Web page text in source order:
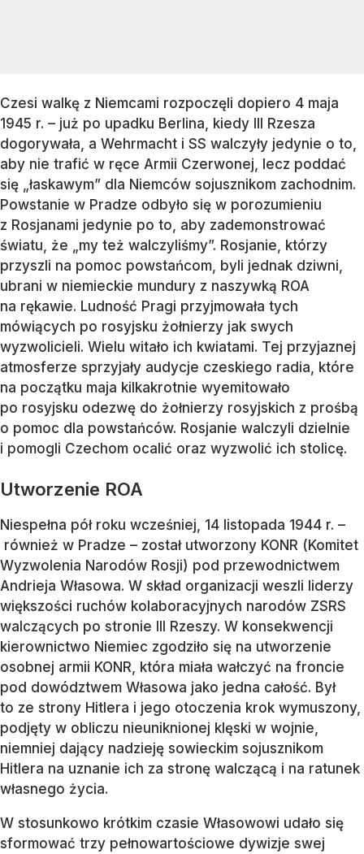
Czesi walkę z Niemcami rozpoczęli dopiero 4 maja
1945 r. – już po upadku Berlina, kiedy III Rzesza
dogorywała, a Wehrmacht i SS walczyły jedynie o to,
aby nie trafić w ręce Armii Czerwonej, lecz poddać
się „łaskawym” dla Niemców sojusznikom zachodnim.
Powstanie w Pradze odbyło się w porozumieniu
z Rosjanami jedynie po to, aby zademonstrować
światu, że „my też walczyliśmy”. Rosjanie, którzy
przyszli na pomoc powstańcom, byli jednak dziwni,
ubrani w niemieckie mundury z naszywką ROA
na rękawie. Ludność Pragi przyjmowała tych
mówiących po rosyjsku żołnierzy jak swych
wyzwolicieli. Wielu witało ich kwiatami. Tej przyjaznej
atmosferze sprzyjały audycje czeskiego radia, które
na początku maja kilkakrotnie wyemitowało
po rosyjsku odezwę do żołnierzy rosyjskich z prośbą
o pomoc dla powstańców. Rosjanie walczyli dzielnie
i pomogli Czechom ocalić oraz wyzwolić ich stolicę.
Utworzenie ROA
Niespełna pół roku wcześniej, 14 listopada 1944 r. –
również w Pradze – został utworzony KONR (Komitet
Wyzwolenia Narodów Rosji) pod przewodnictwem
Andrieja Własowa. W skład organizacji weszli liderzy
większości ruchów kolaboracyjnych narodów ZSRS
walczących po stronie III Rzeszy. W konsekwencji
kierownictwo Niemiec zgodziło się na utworzenie
osobnej armii KONR, która miała wałczyć na froncie
pod dowództwem Własowa jako jedna całość. Był
to ze strony Hitlera i jego otoczenia krok wymuszony,
podjęty w obliczu nieuniknionej klęski w wojnie,
niemniej dający nadzieję sowieckim sojusznikom
Hitlera na uznanie ich za stronę walczącą i na ratunek
własnego życia.
W stosunkowo krótkim czasie Własowowi udało się
sformować trzy pełnowartościowe dywizje swej